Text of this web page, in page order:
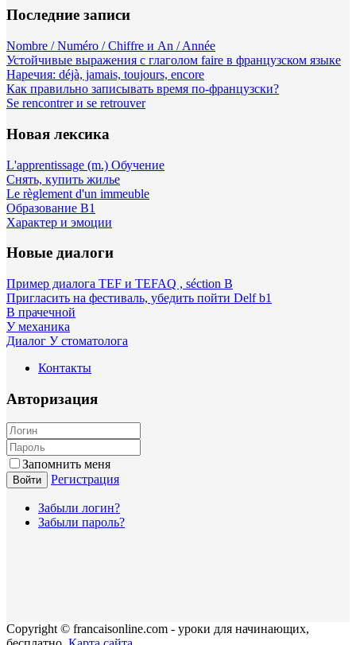
Последние записи
Nombre / Numéro / Chiffre и An / Année
Устойчивые выражения с глаголом faire в французском языке
Наречия: déjà, jamais, toujours, encore
Как правильно записывать время по-французски?
Se rencontrer и se retrouver
Новая лексика
L'apprentissage (m.) Обучение
Снять, купить жилье
Le règlement d'un immeuble
Образование B1
Характер и эмоции
Новые диалоги
Пример диалога TEF и TEFAQ , séction B
Пригласить на фестиваль, убедить пойти Delf b1
В прачечной
У механика
Диалог У стоматолога
Контакты
Авторизация
Запомнить меня
Войти Регистрация
Забыли логин?
Забыли пароль?
Copyright © francaisonline.com - уроки для начинающих,